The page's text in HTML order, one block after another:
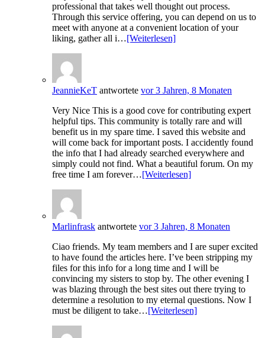
professional that takes well thought out process.
Through this service offering, you can depend on us to
meet with anyone at a convenient location of your
liking, gather all i…[Weiterlesen]
JeannieKeT antwortete vor 3 Jahren, 8 Monaten
Very Nice This is a good cove for contributing expert
helpful tips. This community is totally rare and will
benefit us in my spare time. I saved this website and
will come back for important posts. I accidently found
the info that I had already searched everywhere and
simply could not find. What a beautiful forum. On my
free time I am forever…[Weiterlesen]
Marlinfrask antwortete vor 3 Jahren, 8 Monaten
Ciao friends. My team members and I are super excited
to have found the articles here. I’ve been stripping my
files for this info for a long time and I will be
convincing my sisters to stop by. The other evening I
was blazing through the best sites out there trying to
determine a resolution to my eternal questions. Now I
must be diligent to take…[Weiterlesen]